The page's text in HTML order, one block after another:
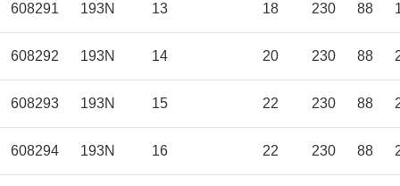
608291 193N 13 18 230 88
608292 193N 14 20 230 88
608293 193N 15 22 230 88
608294 193N 16 22 230 88